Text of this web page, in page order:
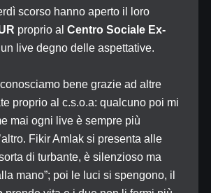
scorso hanno aperto il loro
proprio al Centro Sociale Ex-
live degno delle aspettative.
bene grazie ad altre
proprio al c.s.o.a: qualcuno poi mi
mai ogni live è sempre più
Fikir Amlak si presenta alle
di turbante, è silenzioso ma
mano”; poi le luci si spengono, il